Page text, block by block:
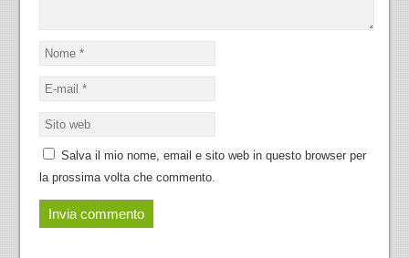
Salva il mio nome, email e sito web in questo browser per
la prossima volta che commento.